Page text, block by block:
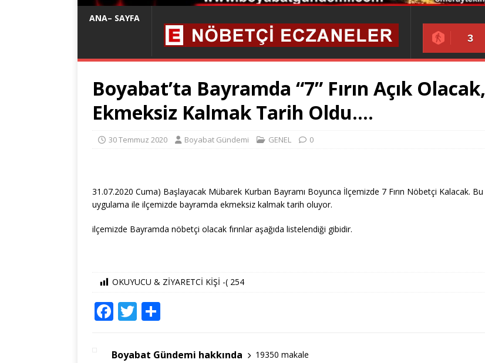
ANA– SAYFA
3
Boyabat’ta Bayramda “7” Fırın Açık Olacak,
Ekmeksiz Kalmak Tarih Oldu….
30 Temmuz 2020 Boyabat Gündemi GENEL 0
31.07.2020 Cuma) Başlayacak Mübarek Kurban Bayramı Boyunca İlçemizde 7 Fırın Nöbetçi Kalacak. Bu
uygulama ile ilçemizde bayramda ekmeksiz kalmak tarih oluyor.
ilçemizde Bayramda nöbetçi olacak fırınlar aşağıda listelendiği gibidir.
OKUYUCU & ZİYARETCİ KİŞİ -( 254
F
a
c
T
w
it ar
Boyabat Gündemi hakkında 19350 makale